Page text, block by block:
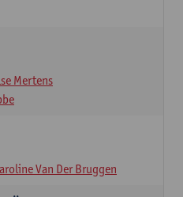
Mertens
Van Der Bruggen